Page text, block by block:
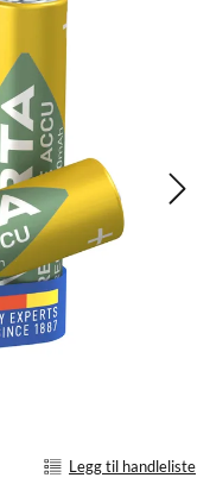
Legg til handleliste